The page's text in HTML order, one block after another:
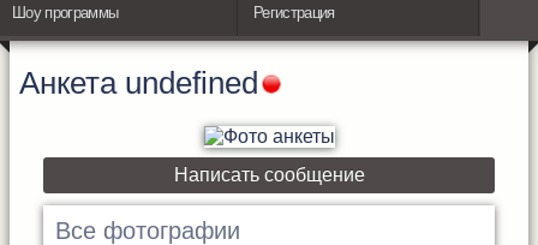
Шоу программы Регистрация
Анкета undefined
Написать сообщение
Все фотографии